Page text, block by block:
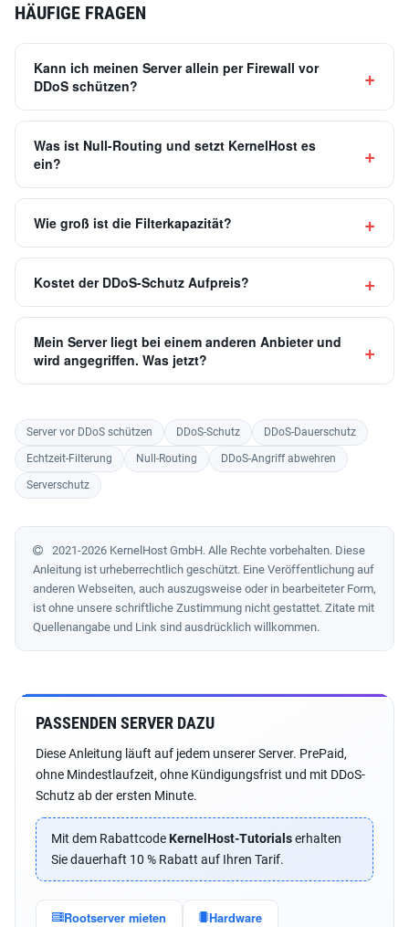
HÄUFIGE FRAGEN
Kann ich meinen Server allein per Firewall vor
DDoS schützen?
Was ist Null-Routing und setzt KernelHost es
ein?
Wie groß ist die Filterkapazität?
Kostet der DDoS-Schutz Aufpreis?
Mein Server liegt bei einem anderen Anbieter und
wird angegriffen. Was jetzt?
Server vor DDoS schützen DDoS-Schutz DDoS-Dauerschutz
Echtzeit-Filterung Null-Routing DDoS-Angriff abwehren
Serverschutz
2021-2026 KernelHost GmbH. Alle Rechte vorbehalten. Diese
Anleitung ist urheberrechtlich geschützt. Eine Veröffentlichung auf
anderen Webseiten, auch auszugsweise oder in bearbeiteter Form,
ist ohne unsere schriftliche Zustimmung nicht gestattet. Zitate mit
Quellenangabe und Link sind ausdrücklich willkommen.
PASSENDEN SERVER DAZU
Diese Anleitung läuft auf jedem unserer Server. PrePaid,
ohne Mindestlaufzeit, ohne Kündigungsfrist und mit DDoS-
Schutz ab der ersten Minute.
Mit dem RabattcodeKernelHost-Tutorialserhalten
Sie dauerhaft 10 % Rabatt auf Ihren Tarif.
Rootserver mieten Hardware